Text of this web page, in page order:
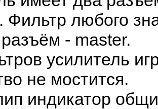
Фильтр любого
- master.
усилитель
не мостится.
индикатор